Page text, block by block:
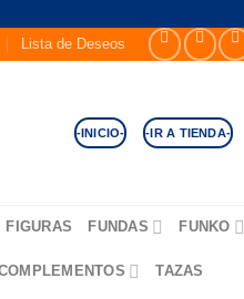
Lista de Deseos
-INICIO- -IR A TIENDA-
FIGURAS FUNDAS FUNKO
TAZAS